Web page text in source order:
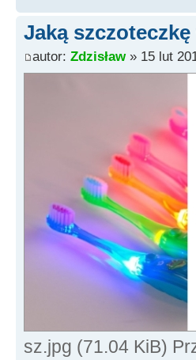
Jaką
autor: Zdzisław» 15 lut
sz.jpg (71.04 KiB)